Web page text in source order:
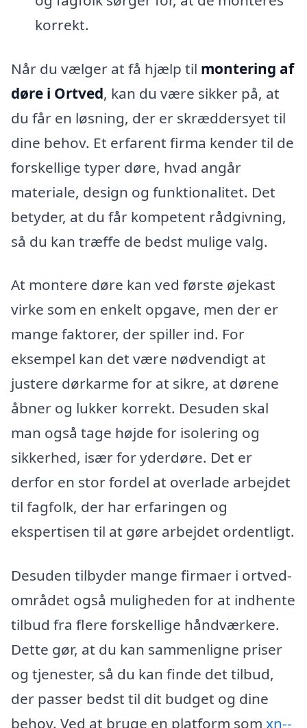
korrekt.
Når du vælger at få hjælp til montering af
døre i Ortved, kan du være sikker på, at
du får en løsning, der er skræddersyet til
dine behov. Et erfarent firma kender til de
forskellige typer døre, hvad angår
materiale, design og funktionalitet. Det
betyder, at du får kompetent rådgivning,
så du kan træffe de bedst mulige valg.
At montere døre kan ved første øjekast
virke som en enkelt opgave, men der er
mange faktorer, der spiller ind. For
eksempel kan det være nødvendigt at
justere dørkarme for at sikre, at dørene
åbner og lukker korrekt. Desuden skal
man også tage højde for isolering og
sikkerhed, især for yderdøre. Det er
derfor en stor fordel at overlade arbejdet
til fagfolk, der har erfaringen og
ekspertisen til at gøre arbejdet ordentligt.
Desuden tilbyder mange firmaer i ortved-
området også muligheden for at indhente
tilbud fra flere forskellige håndværkere.
Dette gør, at du kan sammenligne priser
og tjenester, så du kan finde det tilbud,
der passer bedst til dit budget og dine
behov. Ved at bruge en platform som xn--